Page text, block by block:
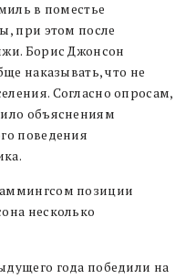
в поместье
при этом после
Борис Джонсон
наказывать, что не
Согласно опросам,
объяснениям
поведения
позиции
несколько
года победили на